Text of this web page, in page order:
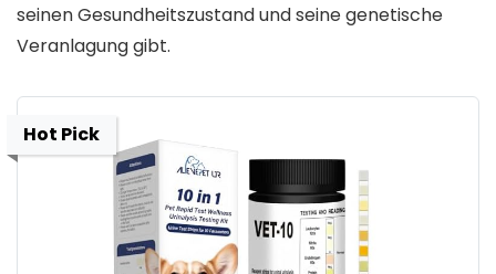
seinen Gesundheitszustand und seine genetische
Veranlagung gibt.
Hot Pick